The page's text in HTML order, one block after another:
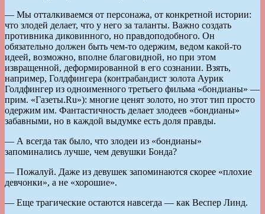
— Мы отталкиваемся от персонажа, от конкретной истории:
что злодей делает, что у него за таланты. Важно создать
противника диковинного, но правдоподобного. Он
обязательно должен быть чем-то одержим, ведом какой-то
идеей, возможно, вполне благовидной, но при этом
извращенной, деформированной в его сознании. Взять,
например, Голдфингера (контрабандист золота Аурик
Голдфингер из одноименного третьего фильма «бондианы» —
прим. «Газеты.Ru»): многие ценят золото, но этот тип просто
одержим им. Фантастичность делает злодеев «бондианы»
забавными, но в каждой выдумке есть доля правды.
— А всегда так было, что злодеи из «бондианы»
запоминались лучше, чем девушки Бонда?
— Пожалуй. Даже из девушек запоминаются скорее «плохие
девчонки», а не «хорошие».
— Еще трагические остаются навсегда — как Веспер Линд.